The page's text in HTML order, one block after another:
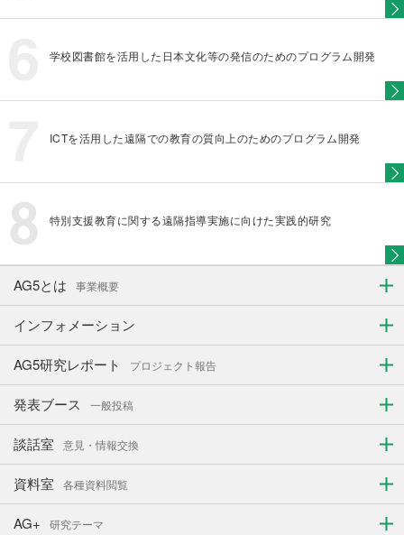
学校図書館を活用した日本文化等の発信のためのプログラム開発
ICTを活用した遠隔での教育の質向上のためのプログラム開発
特別支援教育に関する遠隔指導実施に向けた実践的研究
AG5とは 事業概要
インフォメーション
AG5研究レポート プロジェクト報告
発表ブース 一般投稿
談話室 意見・情報交換
資料室 各種資料閲覧
AG+ 研究テーマ